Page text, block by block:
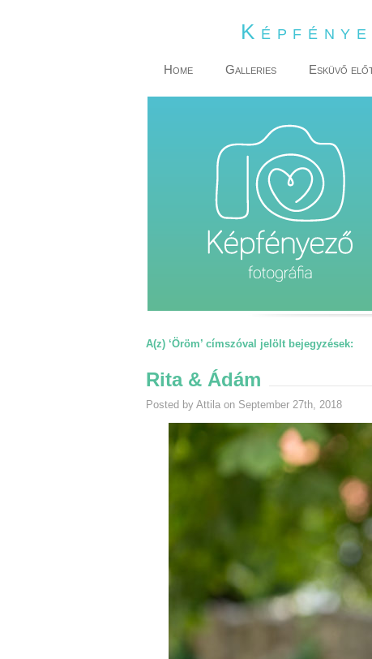
Home Galleries Esküvő
A(z) ‘Öröm’ címszóval jelölt bejegyzések:
Rita & Ádám
Posted by Attila on September 27th, 2018